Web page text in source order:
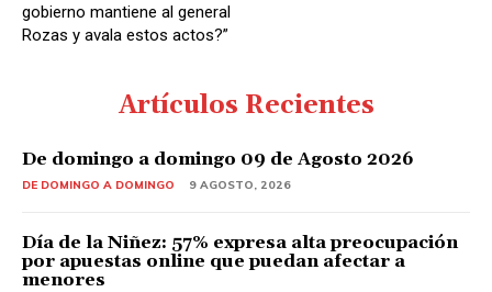
gobierno mantiene al general
Rozas y avala estos actos?”
Artículos Recientes
De domingo a domingo 09 de Agosto 2026
DE DOMINGO A DOMINGO 9 AGOSTO, 2026
Día de la Niñez: 57% expresa alta preocupación
por apuestas online que puedan afectar a
menores